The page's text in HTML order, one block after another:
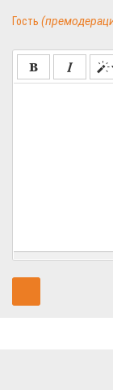
Гость